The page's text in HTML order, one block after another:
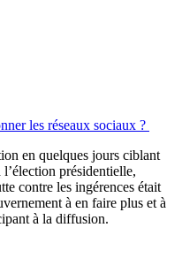
les réseaux sociaux ?
en quelques jours ciblant
l’élection présidentielle,
contre les ingérences était
à en faire plus et à
à la diffusion.